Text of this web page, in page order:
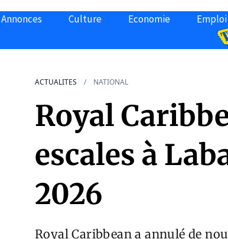
Annonces Culture Economie Emploi
ACTUALITES NATIONAL
Royal
escales à
2026
Royal Caribbean a annulé de